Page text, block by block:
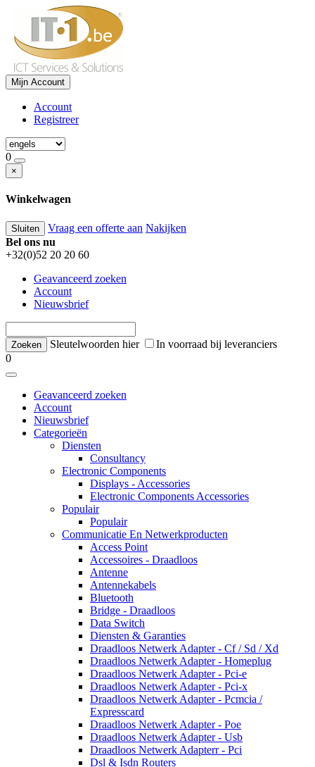
Mijn Account
Account
Registreer
0
×
Winkelwagen
Sluiten Vraag een offerte aan Nakijken
Bel ons nu
+32(0)52 20 20 60
Geavanceerd zoeken
Account
Nieuwsbrief
Sleutelwoorden hier
In voorraad bij leveranciers
0
Geavanceerd zoeken
Account
Nieuwsbrief
Categorieën
Diensten
Consultancy
Electronic Components
Displays - Accessories
Electronic Components Accessories
Populair
Populair
Communicatie En Netwerkproducten
Access Point
Accessoires - Draadloos
Antenne
Antennekabels
Bluetooth
Bridge - Draadloos
Data Switch
Diensten & Garanties
Draadloos Netwerk Adapter - Cf / Sd / Xd
Draadloos Netwerk Adapter - Homeplug
Draadloos Netwerk Adapter - Pci-e
Draadloos Netwerk Adapter - Pci-x
Draadloos Netwerk Adapter - Pcmcia /
Expresscard
Draadloos Netwerk Adapter - Poe
Draadloos Netwerk Adapter - Usb
Draadloos Netwerk Adapterr - Pci
Dsl & Isdn Routers